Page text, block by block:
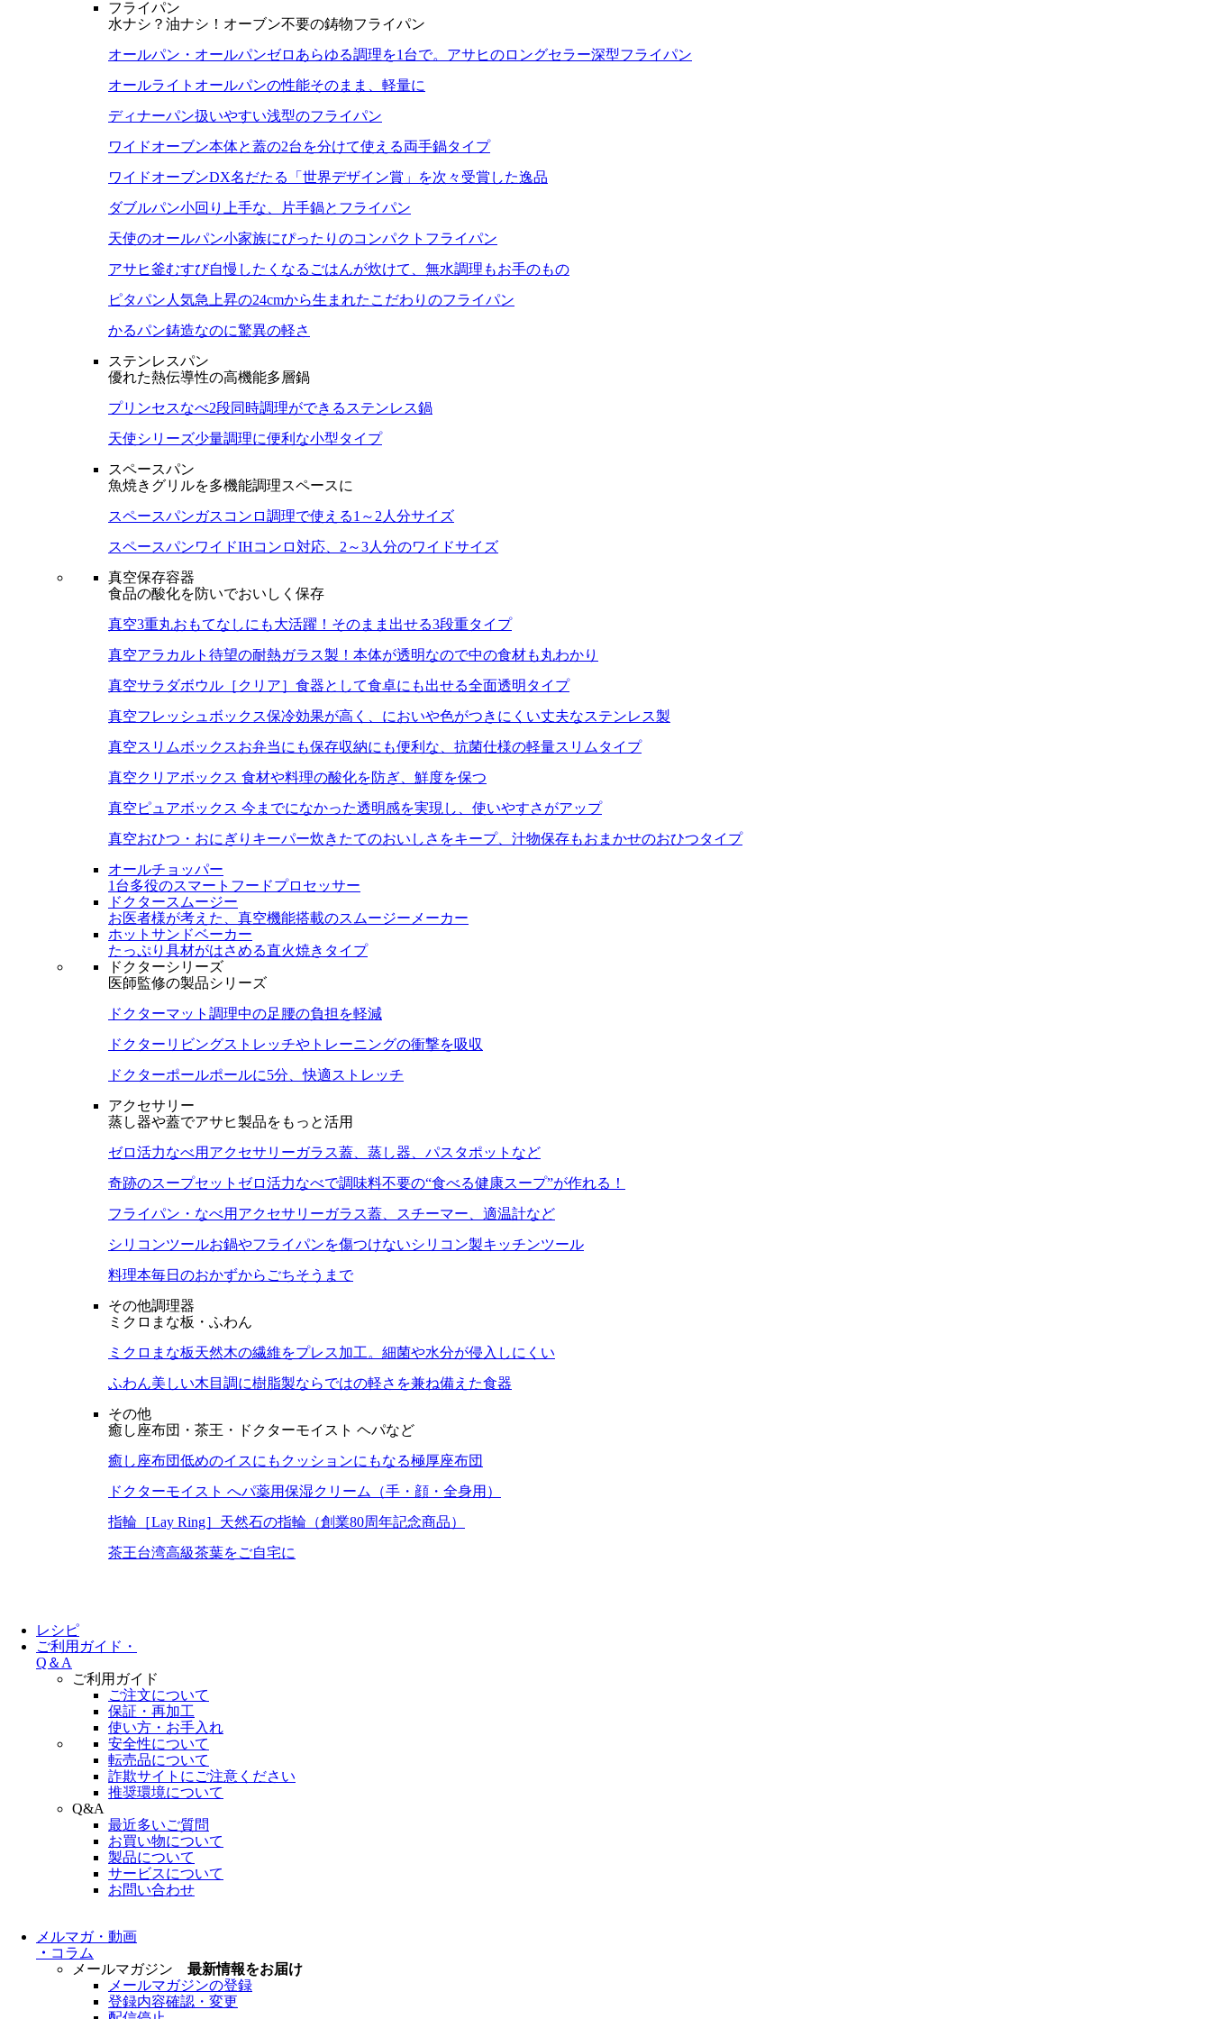
フライパン
水ナシ？油ナシ！オーブン不要の鋳物フライパン
オールパン・オールパンゼロ あらゆる調理を1台で。アサヒのロングセラー深型フライパン
オールライト オールパンの性能そのまま、軽量に
ディナーパン扱いやすい浅型のフライパン
ワイドオーブン本体と蓋の2台を分けて使える両手鍋タイプ
ワイドオーブンDX名だたる「世界デザイン賞」を次々受賞した逸品
ダブルパン小回り上手な、片手鍋とフライパン
天使のオールパン小家族にぴったりのコンパクトフライパン
アサヒ釜むすび自慢したくなるごはんが炊けて、無水調理もお手のもの
ピタパン 人気急上昇の24cmから生まれたこだわりのフライパン
かるパン鋳造なのに驚異の軽さ
ステンレスパン
優れた熱伝導性の高機能多層鍋
プリンセスなべ2段同時調理ができるステンレス鍋
天使シリーズ少量調理に便利な小型タイプ
スペースパン
魚焼きグリルを多機能調理スペースに
スペースパンガスコンロ調理で使える1～2人分サイズ
スペースパンワイドIHコンロ対応、2～3人分のワイドサイズ
真空保存容器
食品の酸化を防いでおいしく保存
真空3重丸おもてなしにも大活躍！そのまま出せる3段重タイプ
真空アラカルト 待望の耐熱ガラス製！本体が透明なので中の食材も丸わかり
真空サラダボウル［クリア］ 食器として食卓にも出せる全面透明タイプ
真空フレッシュボックス保冷効果が高く、においや色がつきにくい丈夫なステンレス製
真空スリムボックスお弁当にも保存収納にも便利な、抗菌仕様の軽量スリムタイプ
真空クリアボックス 食材や料理の酸化を防ぎ、鮮度を保つ
真空ピュアボックス 今までになかった透明感を実現し、使いやすさがアップ
真空おひつ・おにぎりキーパー炊きたてのおいしさをキープ、汁物保存もおまかせのおひつタイプ
オールチョッパー
1台多役のスマートフードプロセッサー
ドクタースムージー
お医者様が考えた、真空機能搭載のスムージーメーカー
ホットサンドベーカー
たっぷり具材がはさめる直火焼きタイプ
ドクターシリーズ
医師監修の製品シリーズ
ドクターマット 調理中の足腰の負担を軽減
ドクターリビングストレッチやトレーニングの衝撃を吸収
ドクターポールポールに5分、快適ストレッチ
アクセサリー
蒸し器や蓋でアサヒ製品をもっと活用
ゼロ活力なべ用アクセサリーガラス蓋、蒸し器、パスタポットなど
奇跡のスープセット ゼロ活力なべで調味料不要の“食べる健康スープ”が作れる！
フライパン・なべ用アクセサリーガラス蓋、スチーマー、適温計など
シリコンツールお鍋やフライパンを傷つけないシリコン製キッチンツール
料理本毎日のおかずからごちそうまで
その他調理器
ミクロまな板・ふわん
ミクロまな板天然木の繊維をプレス加工。細菌や水分が侵入しにくい
ふわん美しい木目調に樹脂製ならではの軽さを兼ね備えた食器
その他
癒し座布団・茶王・ドクターモイスト ヘパなど
癒し座布団低めのイスにもクッションにもなる極厚座布団
ドクターモイスト へパ薬用保湿クリーム（手・顔・全身用）
指輪［Lay Ring］ 天然石の指輪（創業80周年記念商品）
茶王台湾高級茶葉をご自宅に
レシピ
ご利用ガイド・
Q＆A
ご利用ガイド
ご注文について
保証・再加工
使い方・お手入れ
安全性について
転売品について
詐欺サイトにご注意ください
推奨環境について
Q&A
最近多いご質問
お買い物について
製品について
サービスについて
お問い合わせ
メルマガ・動画
・ コラム
メールマガジン 最新情報をお届け
メールマガジンの登録
登録内容確認・変更